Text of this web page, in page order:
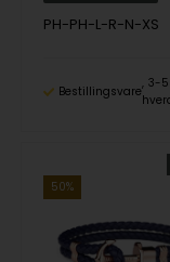
PH-PH-L-R-N-XS
Bestillingsvare
3-5
50%